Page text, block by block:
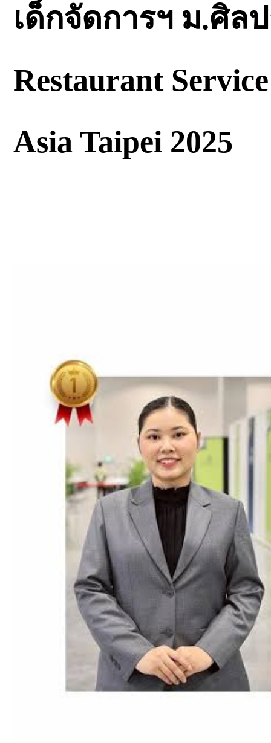
เด็กจัดการฯ ม.ศิล
Restaurant
Asia Taipei 2025